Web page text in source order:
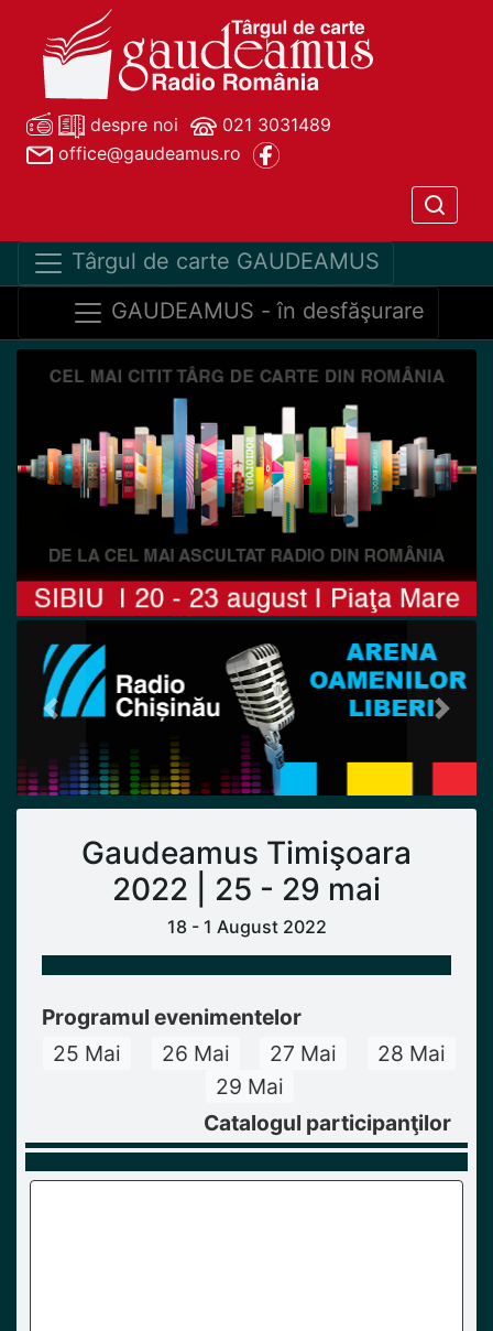
despre noi
021 3031489
office@gaudeamus.ro
Târgul de carte GAUDEAMUS
GAUDEAMUS - în desfăşurare
Previous Next
Gaudeamus Timişoara
2022 | 25 - 29 mai
18 - 1 August 2022
Programul evenimentelor
25 Mai
26 Mai 27 Mai
28 Mai
29 Mai
Catalogul participanţilor